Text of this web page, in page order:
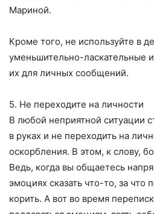
Мариной.
Кроме того, не используйте в
уменьшительно-ласкательные
их для личных сообщений.
5. Не переходите на личности
В любой неприятной ситуации
в руках и не переходить на
оскорбления. В этом, к слову,
Ведь, когда вы общаетесь
эмоциях сказать что-то, за что
корить. А вот во время